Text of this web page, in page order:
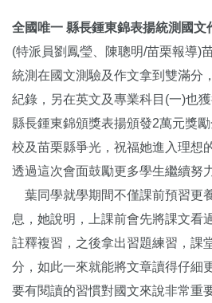
全國唯一 縣長鍾東錦表揚統測國文
(特派員劉鳳瑩、陳聰明/苗栗報導)
統測在國文測驗及作文拿到雙滿分
紀錄，另在英文及專業科目(一)也
縣長鍾東錦頒獎表揚頒發2萬元獎
校及苗栗縣爭光，祝福她進入理想
透過這次會面鼓勵更多學生繼續努力
葉同學就學期間不僅課前預習更
息，她說明，上課前會先將課文看
註釋複習，之後拿出習題練習，課
分，如此一來就能將文章讀得仔細
要有閱讀的習慣對國文來說非常重